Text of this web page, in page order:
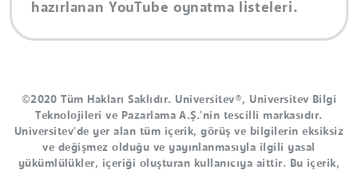
hazırlanan YouTube oynatma listeleri.
©2020 Tüm Hakları Saklıdır. Universitev®, Universitev Bilgi
Teknolojileri ve Pazarlama A.Ş.'nin tescilli markasıdır.
Universitev'de yer alan tüm içerik, görüş ve bilgilerin eksiksiz
ve değişmez olduğu ve yayınlanmasıyla ilgili yasal
yükümlülükler, içeriği oluşturan kullanıcıya aittir. Bu içerik,